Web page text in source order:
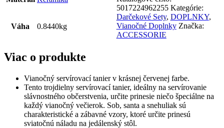
Servírovací
Tanier
trojdielny
XM10305
5017224962255 Kategórie:
Darčekové Sety, DOPLNKY,
Vianočné Doplnky Značka:
ACCESSORIE
Váha 0.8440kg
Viac o produkte
Vianočný servírovací tanier v krásnej červenej farbe.
Tento trojdielny servírovací tanier, ideálny na servírovanie
slávnostného občerstvenia, určite prinesie niečo špeciálne na
každý vianočný večierok. Sob, santa a snehuliak sú
charakteristické a zábavné vzory, ktoré určite prinesú
sviatočnú náladu na jedálenský stôl.